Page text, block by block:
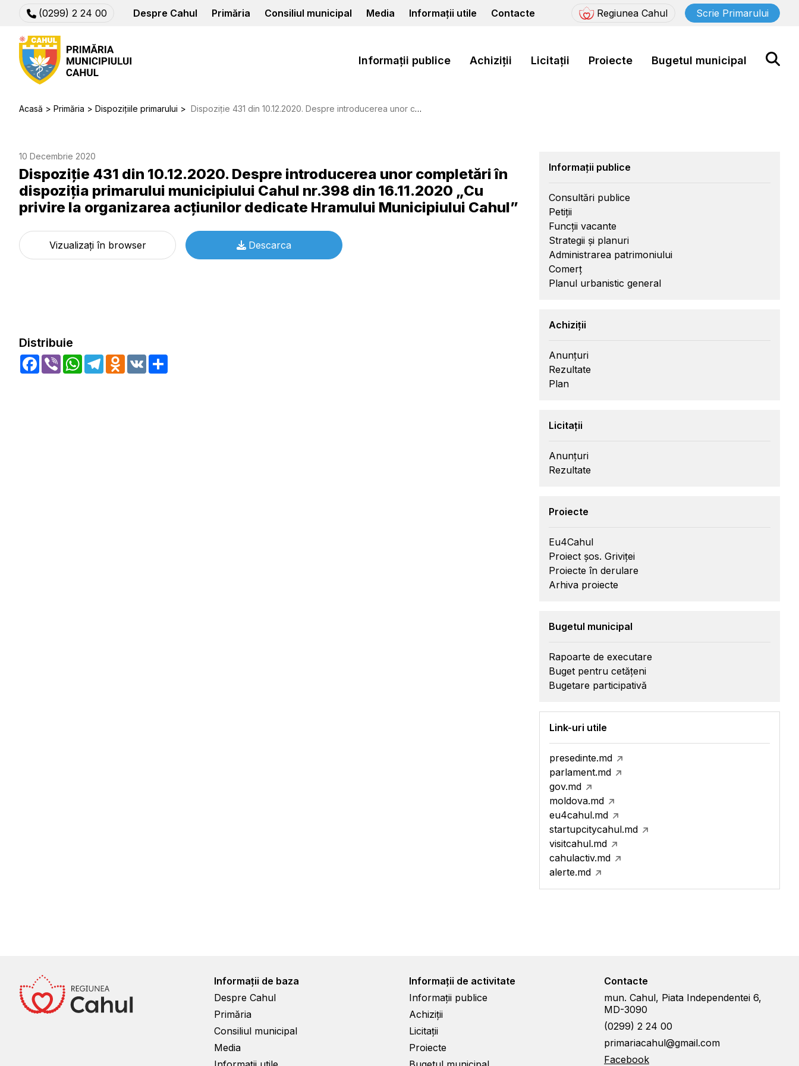
(0299) 2 24 00 Despre Cahul Primăria Consiliul municipal Media Informații utile Contacte Regiunea Cahul Scrie Primarului
Informații publice Achiziții Licitații Proiecte Bugetul municipal
Acasă Primăria Dispozițiile primarului Dispoziție 431 din 10.12.2020. Despre introducerea unor completări în dispoziţia primarului municipiului Cahul nr.398 din 16.11.2020 „Cu privire la organizarea acţiunilor dedicate Hramului Municipiului Cahul”
10 Decembrie 2020
Dispoziție 431 din 10.12.2020. Despre introducerea unor completări în
dispoziţia primarului municipiului Cahul nr.398 din 16.11.2020 „Cu
privire la organizarea acţiunilor dedicate Hramului Municipiului Cahul”
Vizualizați în browser Descarca
Distribuie
Facebook
Viber WhatsApp
TelegramOdnoklassniki
VK
Informații publice
Consultări publice
Petiții
Funcții vacante
Strategii și planuri
Administrarea patrimoniului
Comerț
Planul urbanistic general
Achiziții
Anunțuri
Rezultate
Plan
Licitații
Anunțuri
Rezultate
Proiecte
Eu4Cahul
Proiect șos. Griviței
Proiecte în derulare
Arhiva proiecte
Bugetul municipal
Rapoarte de executare
Buget pentru cetățeni
Bugetare participativă
Link-uri utile
presedinte.md
parlament.md
gov.md
moldova.md
eu4cahul.md
startupcitycahul.md
visitcahul.md
cahulactiv.md
alerte.md
Informații de baza
Despre Cahul
Primăria
Consiliul municipal
Media
Informații de activitate
Informații publice
Achiziții
Licitații
Proiecte
Contacte
mun. Cahul, Piata Independentei 6,
MD-3090
(0299) 2 24 00
primariacahul@gmail.com
Facebook